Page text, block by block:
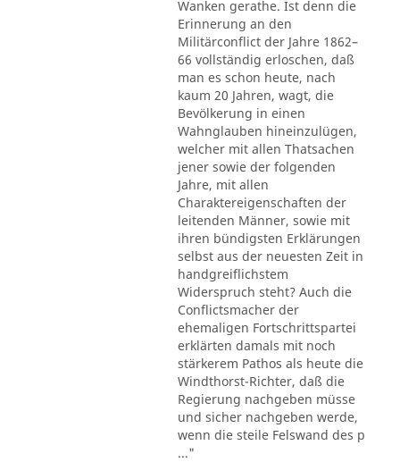
Wanken gerathe. Ist denn die
Erinnerung an den
Militärconflict der Jahre 1862–
66 vollständig erloschen, daß
man es schon heute, nach
kaum 20 Jahren, wagt, die
Bevölkerung in einen
Wahnglauben hineinzulügen,
welcher mit allen Thatsachen
jener sowie der folgenden
Jahre, mit allen
Charaktereigenschaften der
leitenden Männer, sowie mit
ihren bündigsten Erklärungen
selbst aus der neuesten Zeit in
handgreiflichstem
Widerspruch steht? Auch die
Conflictsmacher der
ehemaligen Fortschrittspartei
erklärten damals mit noch
stärkerem Pathos als heute die
Windthorst-Richter, daß die
Regierung nachgeben müsse
und sicher nachgeben werde,
wenn die steile Felswand des p
..."